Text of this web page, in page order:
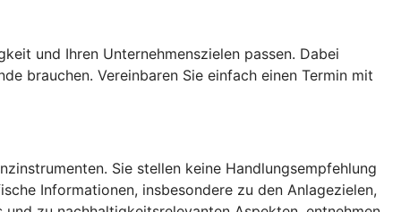
und Ihren Unternehmenszielen passen. Dabei
brauchen. Vereinbaren Sie einfach einen Termin mit
Sie stellen keine Handlungsempfehlung
Informationen, insbesondere zu den Anlagezielen,